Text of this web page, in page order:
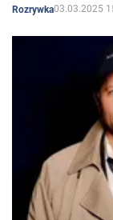
Rozrywka03.03.2025